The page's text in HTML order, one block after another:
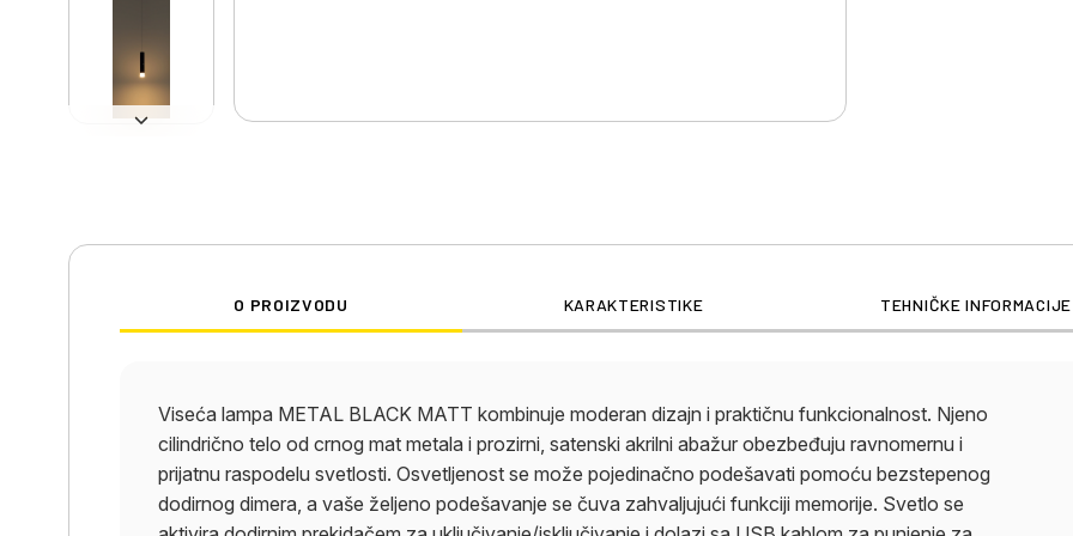
O PROIZVODU KARAKTERISTIKE TEHNIČKE INFORMACIJE
Viseća lampa METAL BLACK MATT kombinuje moderan dizajn i praktičnu funkcionalnost. Njeno
cilindrično telo od crnog mat metala i prozirni, satenski akrilni abažur obezbeđuju ravnomernu i
prijatnu raspodelu svetlosti. Osvetljenost se može pojedinačno podešavati pomoću bezstepenog
dodirnog dimera, a vaše željeno podešavanje se čuva zahvaljujući funkciji memorije. Svetlo se